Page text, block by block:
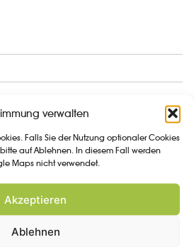
verwalten
Falls Sie der Nutzung optionaler Cookies
auf Ablehnen. In diesem Fall werden
Maps nicht verwendet.
Akzeptieren
Ablehnen